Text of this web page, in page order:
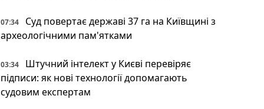
07:34
Суд повертає державі 37 га на Київщині з
археологічними пам'ятками
03:34
Штучний інтелект у Києві перевіряє
підписи: як нові технології допомагають
судовим експертам